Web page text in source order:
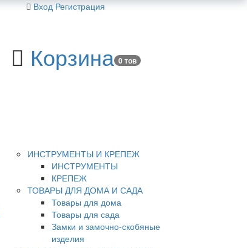
ВходРегистрация
Корзина 0 тов
ИНСТРУМЕНТЫ И КРЕПЕЖ
ИНСТРУМЕНТЫ
КРЕПЕЖ
ТОВАРЫ ДЛЯ ДОМА И САДА
Товары для дома
Товары для сада
Замки и замочно-скобяные
изделия